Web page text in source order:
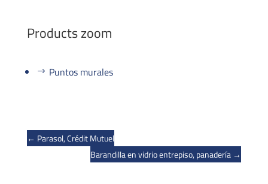
Products zoom
Puntos murales
← Parasol, Crédit Mutuel
Barandilla en vidrio entrepiso, panadería →